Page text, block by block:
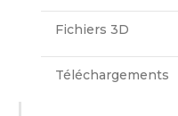
Fichiers 3D
Téléchargements